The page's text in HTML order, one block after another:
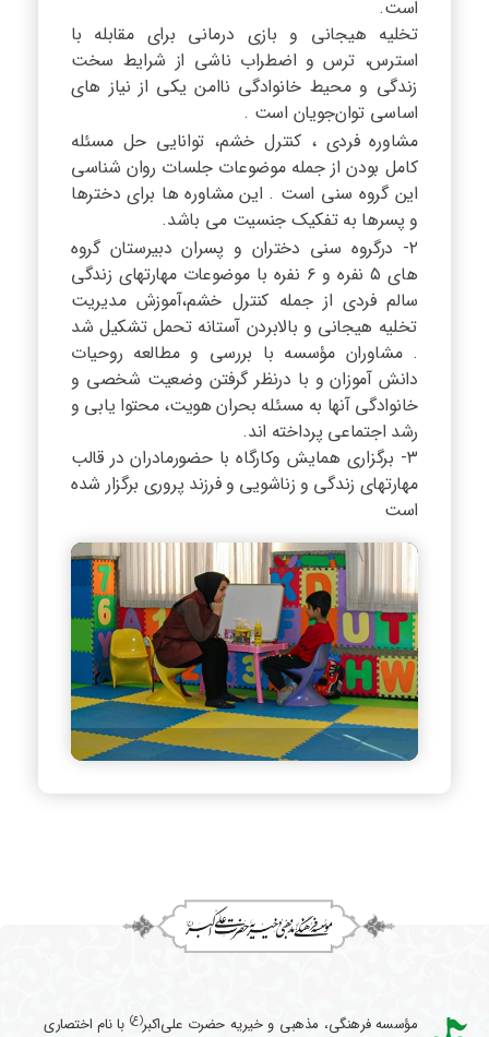
است.
تخلیه هیجانی و بازی درمانی برای مقابله با
استرس، ترس و اضطراب ناشی از شرایط سخت
زندگی و محیط خانوادگی ناامن یکی از نیاز های
اساسی توان‌جویان است .
مشاوره فردی ، کنترل خشم، توانایی حل مسئله
کامل بودن از جمله موضوعات جلسات روان شناسی
این گروه سنی است . این مشاوره ها برای دخترها
و پسرها به تفکیک جنسیت می باشد.
۲- درگروه سنی دختران و پسران دبیرستان گروه
های ۵ نفره و ۶ نفره با موضوعات مهارتهای زندگی
سالم فردی از جمله کنترل خشم،آموزش مدیریت
تخلیه هیجانی و بالابردن آستانه تحمل تشکیل شد
. مشاوران مؤسسه با بررسی و مطالعه روحیات
دانش آموزان و با درنظر گرفتن وضعیت شخصی و
خانوادگی آنها به مسئله بحران هویت، محتوا یابی و
رشد اجتماعی پرداخته اند.
۳- برگزاری همایش وکارگاه با حضورمادران در قالب
مهارتهای زندگی و زناشویی و فرزند پروری برگزار شده
است
مؤسسه فرهنگی، مذهبی و خیریه حضرت علی‌اکبر(ع) با نام اختصاری